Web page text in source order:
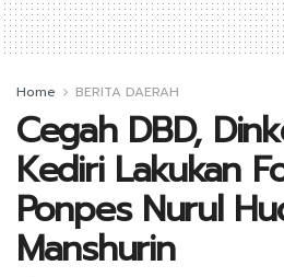
Home BERITA DAERAH
Cegah DBD,
Kediri Lakukan
Ponpes Nurul
Manshurin